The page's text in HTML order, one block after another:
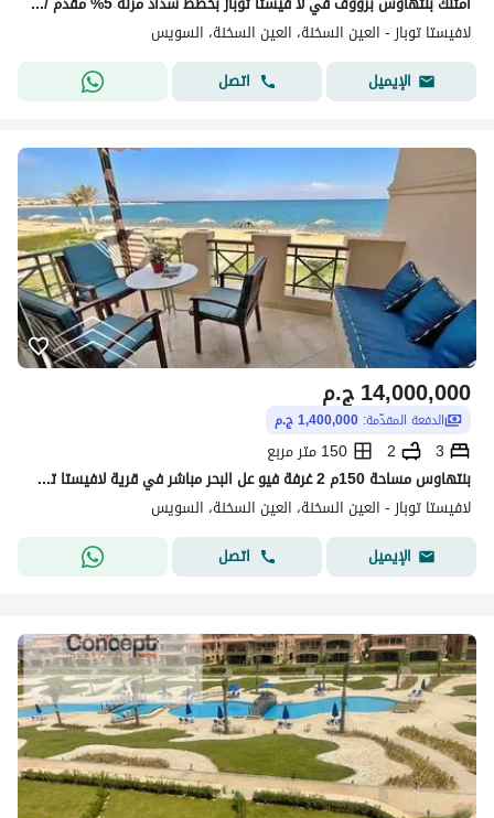
لافيستا توباز - العين السخنة، العين السخنة، السويس
الإيميل
اتصل
ج.م14,000,000
الدفعة المقدّمة: 1,400,000 ج.م
3
2
150 متر مربع
بنتهاوس مساحة 150م 2 غرفة فيو عل البحر مباشر في قرية لافيستا توباز العين السخنة بجوار تلال السخنة و الجلاله - lavista topaz
لافيستا توباز - العين السخنة، العين السخنة، السويس
الإيميل
اتصل